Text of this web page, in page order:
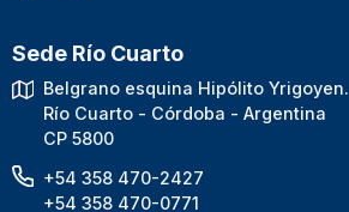
Sede Río Cuarto
Belgrano esquina Hipólito Yrigoyen.
Río Cuarto - Córdoba - Argentina
CP 5800
+54 358 470-2427
+54 358 470-0771